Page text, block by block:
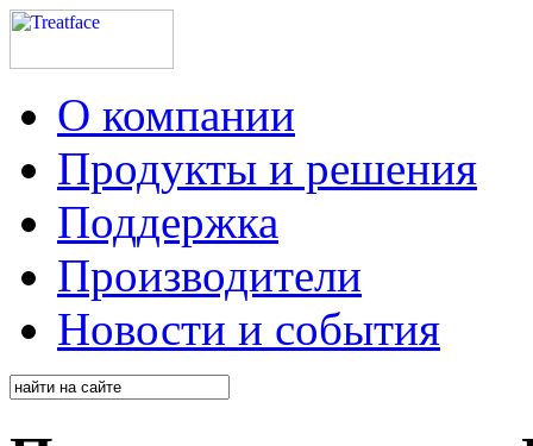
О компании
Продукты и решения
Поддержка
Производители
Новости и события